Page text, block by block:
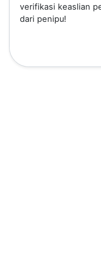
verifikasi keaslian
dari penipu!